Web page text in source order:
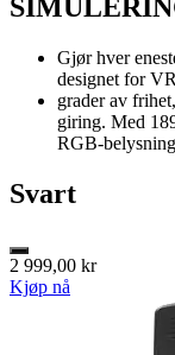
Gjør hver
designet for
grader av
giring. Med
RGB-
Svart
2 999,00 kr
Kjøp nå